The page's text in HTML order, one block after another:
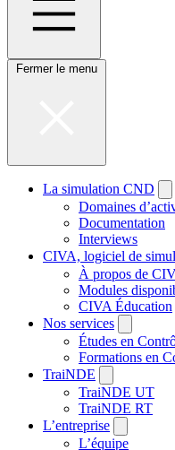
Fermer le menu
La simulation CND
Domaines
Documentation
Interviews
CIVA, logiciel de
À propos de
Modules
CIVA Éducation
Nos services
Études en
Formations en
TraiNDE
TraiNDE UT
TraiNDE RT
L’entreprise
L’équipe